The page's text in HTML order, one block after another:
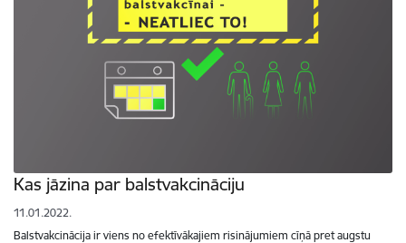
Kas jāzina par balstvakcināciju
11.01.2022.
Balstvakcinācija ir viens no efektīvākajiem risinājumiem cīņā pret augstu